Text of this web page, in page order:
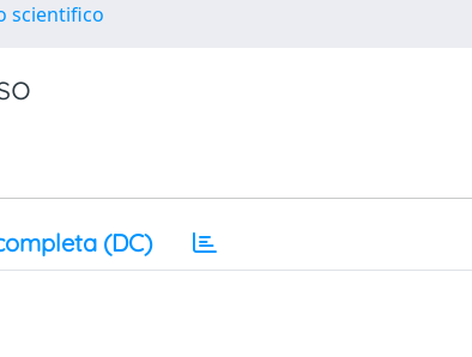
scientifico
(DC)